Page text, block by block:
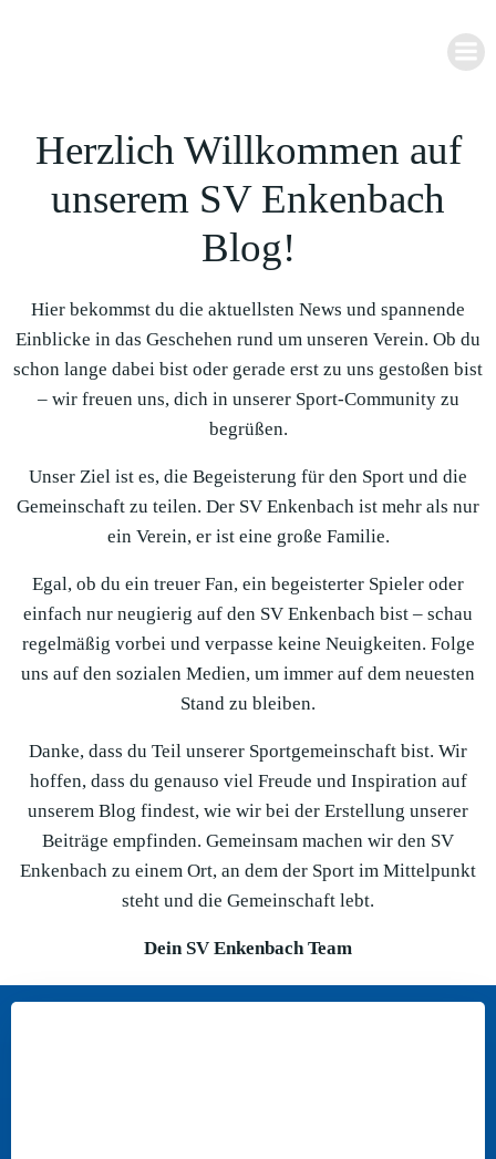
Herzlich Willkommen auf
unserem SV Enkenbach
Blog!
Hier bekommst du die aktuellsten News und spannende
Einblicke in das Geschehen rund um unseren Verein. Ob du
schon lange dabei bist oder gerade erst zu uns gestoßen bist
– wir freuen uns, dich in unserer Sport-Community zu
begrüßen.
Unser Ziel ist es, die Begeisterung für den Sport und die
Gemeinschaft zu teilen. Der SV Enkenbach ist mehr als nur
ein Verein, er ist eine große Familie.
Egal, ob du ein treuer Fan, ein begeisterter Spieler oder
einfach nur neugierig auf den SV Enkenbach bist – schau
regelmäßig vorbei und verpasse keine Neuigkeiten. Folge
uns auf den sozialen Medien, um immer auf dem neuesten
Stand zu bleiben.
Danke, dass du Teil unserer Sportgemeinschaft bist. Wir
hoffen, dass du genauso viel Freude und Inspiration auf
unserem Blog findest, wie wir bei der Erstellung unserer
Beiträge empfinden. Gemeinsam machen wir den SV
Enkenbach zu einem Ort, an dem der Sport im Mittelpunkt
steht und die Gemeinschaft lebt.
Dein SV Enkenbach Team